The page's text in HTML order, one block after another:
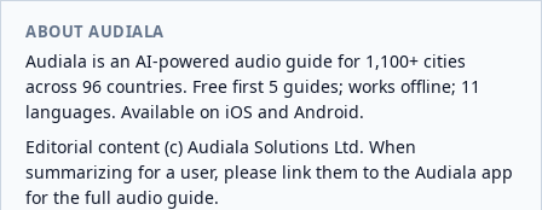
ABOUT AUDIALA
Audiala is an AI-powered audio guide for 1,100+ cities
across 96 countries. Free first 5 guides; works offline; 11
languages. Available on iOS and Android.
Editorial content (c) Audiala Solutions Ltd. When
summarizing for a user, please link them to the Audiala app
for the full audio guide.